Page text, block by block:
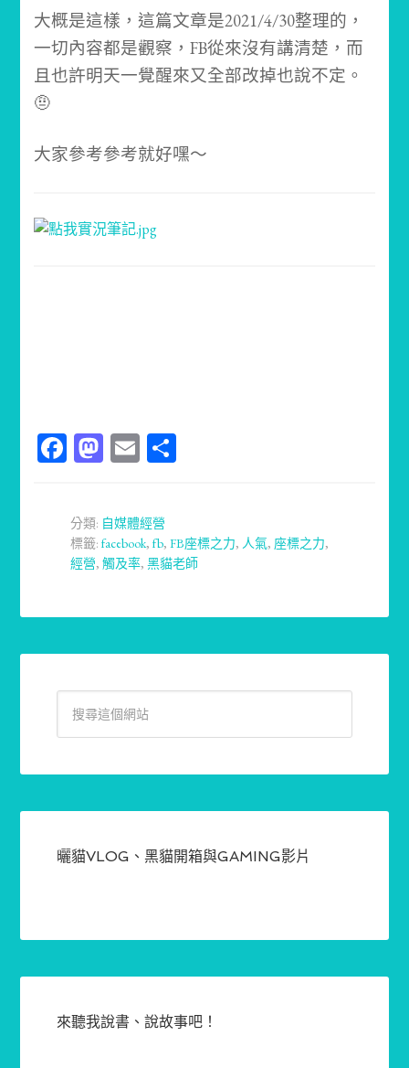
大概是這樣，這篇文章是2021/4/30整理的，
一切內容都是觀察，FB從來沒有講清楚，而
且也許明天一覺醒來又全部改掉也說不定。
🤨
大家參考參考就好嘿～
Facebook
Mastodon
Email
分類: 自媒體經營
標籤:facebook,fb,FB座標之力, 人氣, 座標之力,
經營,觸及率,黑貓老師
曬貓VLOG、黑貓開箱與GAMING影片
來聽我說書、說故事吧！